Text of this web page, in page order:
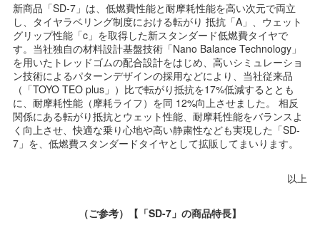
新商品「SD-7」は、低燃費性能と耐摩耗性能を高い次元で両立
し、タイヤラベリング制度における転がり 抵抗「A」、ウェット
グリップ性能「c」を取得した新スタンダード低燃費タイヤで
す。当社独自の材料設計基盤技術「Nano Balance Technology」
を用いたトレッドゴムの配合設計をはじめ、高いシミュレーショ
ン技術によるパターンデザインの採用などにより、当社従来品
（「TOYO TEO plus」）比で転がり抵抗を17%低減するととも
に、耐摩耗性能（摩耗ライフ）を同 12%向上させました。 相反
関係にある転がり抵抗とウェット性能、耐摩耗性能をバランスよ
く向上させ、快適な乗り心地や高い静粛性なども実現した「SD-
7」を、低燃費スタンダードタイヤとして拡販してまいります。
以上
（ご参考）【「SD-7」の商品特長】